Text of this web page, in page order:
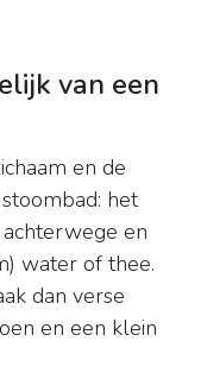
van een
en de
het
en
water of thee.
dan verse
en een klein